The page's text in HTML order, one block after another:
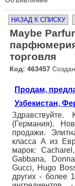
НАЗАД К СПИСКУ
Maybe
торговля
Код: 463457
Продам,
Узбекистан,
(Германия).
продажи.
класса А из
марок:
Gabbana,
Gucci, Hugo
других - более